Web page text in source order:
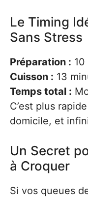
Le Timing
Sans Stress
Préparation :
Cuisson : 13
Temps total :
C’est plus
domicile, et
Un Secret
à Croquer
Si vos queues